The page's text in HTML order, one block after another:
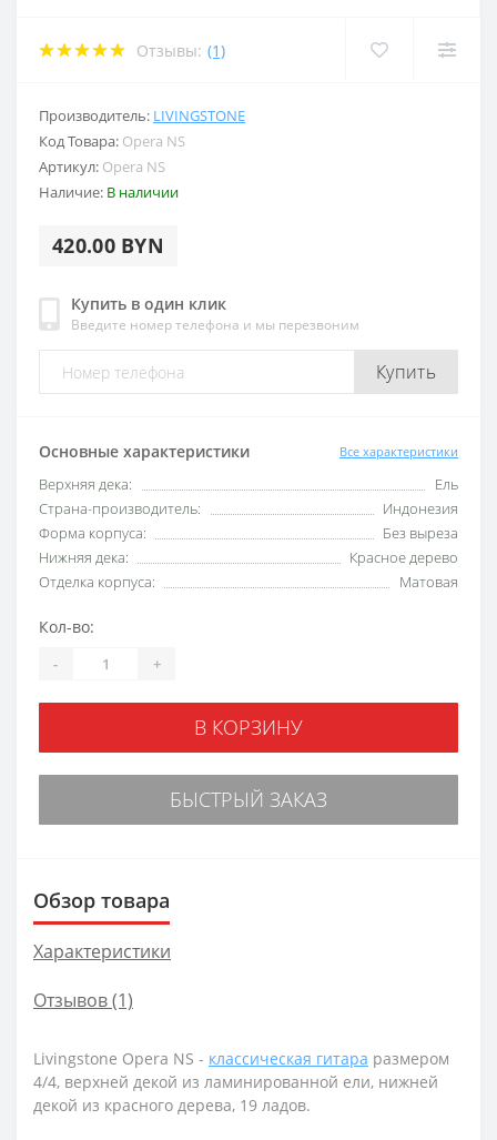
Отзывы: (1)
Производитель: LIVINGSTONE
Код Товара: Opera NS
Артикул: Opera NS
Наличие: В наличии
420.00 BYN
Купить в один клик
Введите номер телефона и мы перезвоним
Купить
Основные характеристики Все характеристики
Верхняя дека:
Ель
Страна-производитель:
Индонезия
Форма корпуса:
Без выреза
Нижняя дека:
Красное дерево
Отделка корпуса:
Матовая
Кол-во:
- +
В КОРЗИНУ
БЫСТРЫЙ ЗАКАЗ
Обзор товара
Характеристики
Отзывов (1)
Livingstone Opera NS - классическая гитара размером
4/4, верхней декой из ламинированной ели, нижней
декой из красного дерева, 19 ладов.